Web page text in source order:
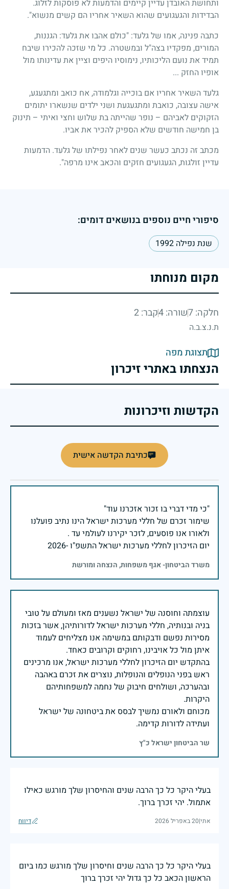
ותחושת האובדן עדיין קיימים והדמעות לא פוסקות לזלוג.
הבדידות והגעגועים שהוא השאיר אחריו הם קשים מנשוא".
כתבה פנינה, אמו של גלעד: "כולם אהבו את גלעד: הגננות,
המורים, מפקדיו בצה"ל ובמשטרה. כל מי שזכה להכירו שיבח
תמיד את נועם הליכותיו, נימוסיו היפים וציין את עדינותו מול
אופיו החזק ...
גלעד השאיר אחריו אם בוכייה וגלמודה, אח כואב ומתגעגע,
אישה עצובה, כואבת ומתגעגעת ושני ילדים שנשארו יתומים
הזקוקים לאביהם – נופר שהייתה בת שלוש וחצי ואיתי – תינוק
בן חמישה חודשים שלא הספיק להכיר את אביו.
מכתב זה נכתב כעשר שנים לאחר נפילתו של גלעד. הדמעות
עדיין זולגות, הגעגועים חזקים והכאב אינו מרפה".
סיפורי חיים נוספים בנושאים דומים:
שנת נפילה 1992
מקום מנוחתו
חלקה: 7 שורה: 4 קבר: 2
ת.נ.צ.ב.ה
תצוגת מפה
הנצחתו באתרי זיכרון
הקדשות וזיכרונות
כתיבת הקדשה אישית
שימור זכרם של חללי מערכות ישראל הינו נתיב פועלנו
יום הזיכרון לחללי מערכות ישראל התשפ"ו -2026
משרד הביטחון- אגף משפחות, הנצחה ומורשת
עוצמתה וחוסנה של ישראל נשענים מאז ומעולם על טובי
בניה ובנותיה, חללי מערכות ישראל לדורותיהן, אשר בזכות
מסירות נפשם ודבקותם במשימה אנו מצליחים לעמוד
בהתקדש יום הזיכרון לחללי מערכות ישראל, אנו מרכינים
ראש בפני הנופלים והנופלות, נוצרים את זכרם באהבה
ובהערכה, ושולחים חיבוק של נחמה למשפחותיהם
מכוחם ולאורם נמשיך לבסס את ביטחונה של ישראל
ועתידה לדורות קדימה.
שר הביטחון ישראל כ"ץ
בעלי היקר כל כך הרבה שנים והחיסרון שלך מורגש כאילו
אתמול. יהי זכרך ברוך.
אתי|20 באפריל 2026 דיווח
בעלי היקר כל כך הרבה שנים וחיסרון שלך מורגש כמו ביום
הראשון הכאב כל כך גדול יהי זכרך ברוך